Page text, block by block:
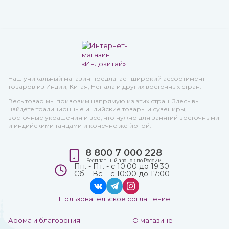
Наш уникальный магазин предлагает широкий ассортимент
товаров из Индии, Китая, Непала и других восточных стран.
Весь товар мы привозим напрямую из этих стран. Здесь вы
найдете традиционные индийские товары и сувениры,
восточные украшения и все, что нужно для занятий восточными
и индийскими танцами и конечно же йогой.
Арома и благовония
О магазине
8 800 7 000 228
Бесплатный звонок по России
Пн. - Пт. - с 10:00 до 19:30
Сб. - Вс. - с 10:00 до 17:00
Пользовательское соглашение